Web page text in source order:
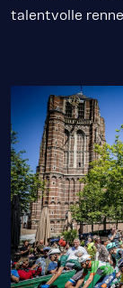
talentvolle